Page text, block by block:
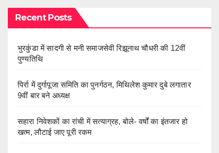
Recent Posts
भुरकुंडा में सादगी से मनी समाजसेवी रिझूनाथ चौधरी की 12वीं
पुण्यतिथि
पिर्रा में दुर्गापूजा समिति का पुनर्गठन, मिथिलेश कुमार दुबे लगातार
9वीं बार बने अध्यक्ष
सहारा निवेशकों का रांची में सत्याग्रह, बोले- वर्षों का इंतजार हो
खत्म, लौटाई जाए पूरी रकम